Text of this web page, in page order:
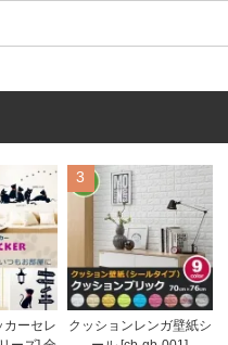
カーセレ
3
クッションレンガ壁紙シ